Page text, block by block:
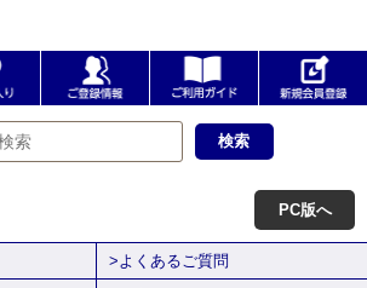
PC版へ
>よくあるご質問